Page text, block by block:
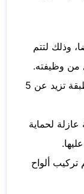
وذلك لتتم
من وظيفته.
يتم عمل الخرسانة الرغوية، يتم عمل طبقة تزيد عن 5
لحماية
تركيب ألواح